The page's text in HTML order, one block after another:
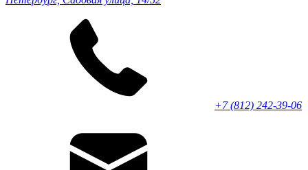
+7 (812) 242-39-06